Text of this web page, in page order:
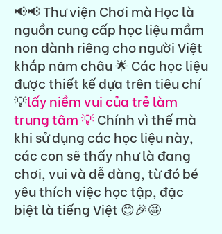
📢📢 Thư viện Chơi mà Học là
nguồn cung cấp học liệu mầm
non dành riêng cho người Việt
khắp năm châu 🌟 Các học liệu
được thiết kế dựa trên tiêu chí
💡lấy niềm vui của trẻ làm
trung tâm 💡Chính vì thế mà
khi sử dụng các học liệu này,
các con sẽ thấy như là đang
chơi, vui và dễ dàng, từ đó bé
yêu thích việc học tập, đặc
biệt là tiếng Việt 😊🎉🤩